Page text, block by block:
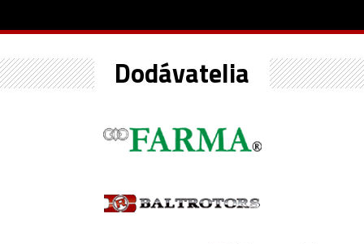
Dodávatelia